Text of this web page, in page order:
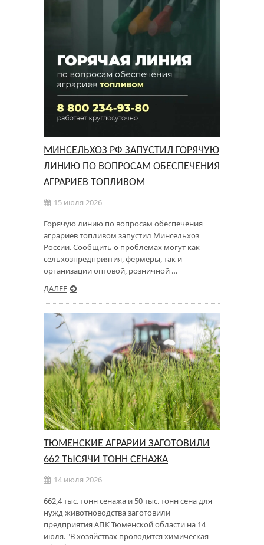
МИНСЕЛЬХОЗ РФ ЗАПУСТИЛ ГОРЯЧУЮ
ЛИНИЮ ПО ВОПРОСАМ ОБЕСПЕЧЕНИЯ
АГРАРИЕВ ТОПЛИВОМ
15 июля 2026
Горячую линию по вопросам обеспечения
аграриев топливом запустил Минсельхоз
России. Сообщить о проблемах могут как
сельхозпредприятия, фермеры, так и
организации оптовой, розничной …
ДАЛЕЕ
ТЮМЕНСКИЕ АГРАРИИ ЗАГОТОВИЛИ
662 ТЫСЯЧИ ТОНН СЕНАЖА
14 июля 2026
662,4 тыс. тонн сенажа и 50 тыс. тонн сена для
нужд животноводства заготовили
предприятия АПК Тюменской области на 14
июля. "В хозяйствах проводится химическая